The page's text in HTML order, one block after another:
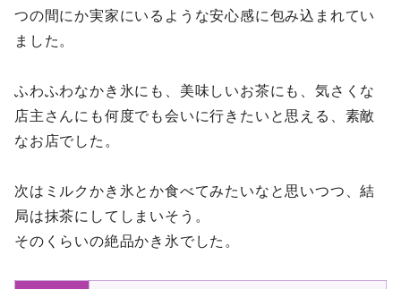
つの間にか実家にいるような安心感に包み込まれてい
ました。
ふわふわなかき氷にも、美味しいお茶にも、気さくな
店主さんにも何度でも会いに行きたいと思える、素敵
なお店でした。
次はミルクかき氷とか食べてみたいなと思いつつ、結
局は抹茶にしてしまいそう。
そのくらいの絶品かき氷でした。